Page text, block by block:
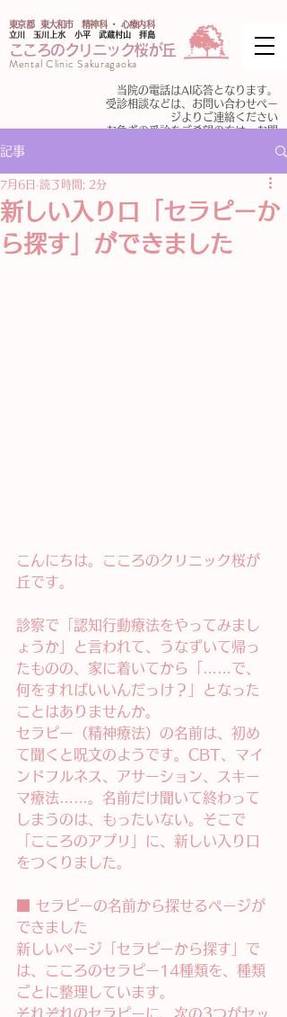
こころのクリニック桜が丘
Mental Clinic Sakuragaoka
東京都 東大和市 精神科 ・ 心療内科
​立川 玉川上水 小平 武蔵村山 拝島
​当院の電話はAI応答となります。
受診相談などは、お問い合わせペー
ジよりご連絡ください
​お急ぎの受診をご希望の方は、お問
力ください。
記事
新しい入り口「セラピーか
ら探す」ができました
7月6日 読了時間: 2分
こんにちは。こころのクリニック桜が
丘です。
診察で「認知行動療法をやってみまし
ょうか」と言われて、うなずいて帰っ
たものの、家に着いてから「……で、
何をすればいいんだっけ？」となった
ことはありませんか。
セラピー（精神療法）の名前は、初め
て聞くと呪文のようです。CBT、マイ
ンドフルネス、アサーション、スキー
マ療法……。名前だけ聞いて終わって
しまうのは、もったいない。そこで
「こころのアプリ」に、新しい入り口
をつくりました。
■ セラピーの名前から探せるページが
できました
新しいページ「セラピーから探す」で
は、こころのセラピー14種類を、種類
ごとに整理しています。
それぞれのセラピーに、次の3つがセッ